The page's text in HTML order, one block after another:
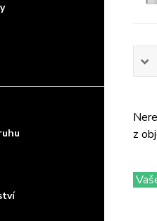
z